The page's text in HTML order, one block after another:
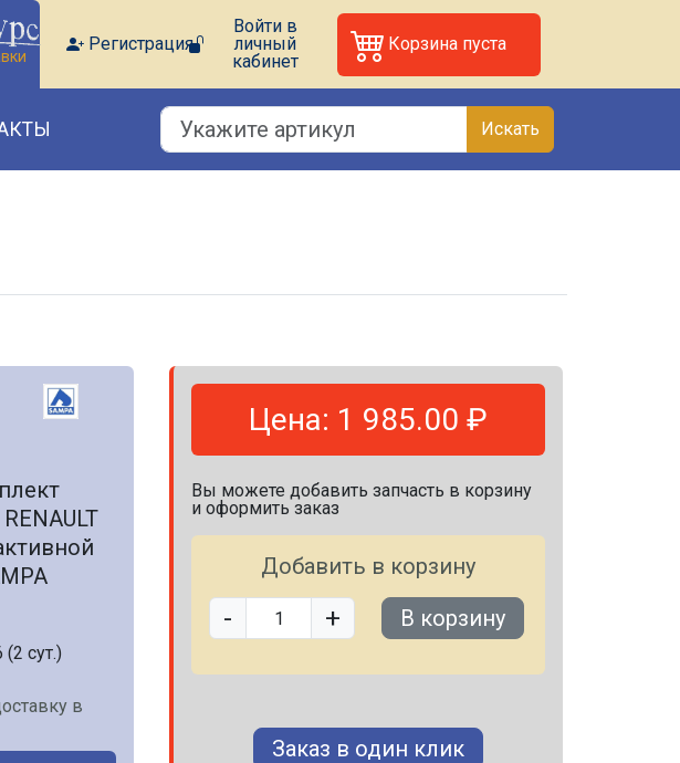
Регистрация
Войти в
личный
кабинет
Корзина пуста
Искать
сут.)
в
Цена: 1 985.00 ₽
Вы можете добавить запчасть в корзину
и оформить заказ
Добавить в корзину
- + В корзину
Заказ в один клик